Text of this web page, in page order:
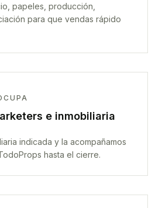
papeles, producción,
para que vendas rápido
e inmobiliaria
indicada y la acompañamos
hasta el cierre.